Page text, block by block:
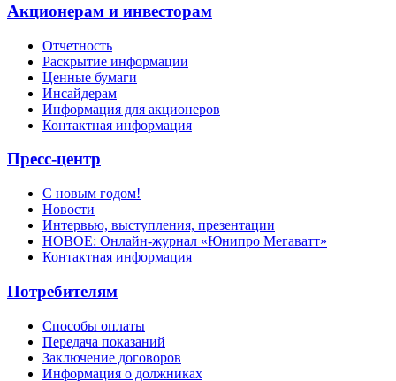
Акционерам и инвесторам
Отчетность
Раскрытие информации
Ценные бумаги
Инсайдерам
Информация для акционеров
Контактная информация
Пресс-центр
С новым годом!
Новости
Интервью, выступления, презентации
НОВОЕ: Онлайн-журнал «Юнипро Мегаватт»
Контактная информация
Потребителям
Способы оплаты
Передача показаний
Заключение договоров
Информация о должниках